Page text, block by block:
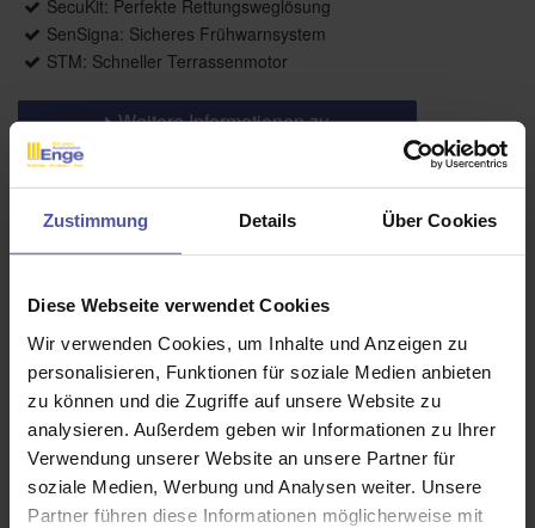
Zustimmung Details Über Cookies
Diese Webseite verwendet Cookies
Wir verwenden Cookies, um Inhalte und Anzeigen zu
personalisieren, Funktionen für soziale Medien anbieten
zu können und die Zugriffe auf unsere Website zu
analysieren. Außerdem geben wir Informationen zu Ihrer
Verwendung unserer Website an unsere Partner für
soziale Medien, Werbung und Analysen weiter. Unsere
Partner führen diese Informationen möglicherweise mit
SecuKit: Perfekte Rettungsweglösung
SenSigna: Sicheres Frühwarnsystem
STM: Schneller Terrassenmotor
Weitere Informationen zu
Ausstattungsextras Außenjalousien
Weitere Informationen zu
Farben
Weitere Informationen
Das könnte Sie auch interessieren